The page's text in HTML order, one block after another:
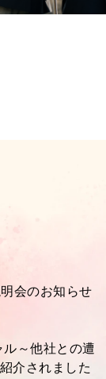
会のお知らせ
ル～他社との遭
介されました